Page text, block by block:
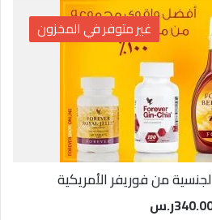
غير متوفر في المخزون
من فوريفر الأمريكية
ر.س